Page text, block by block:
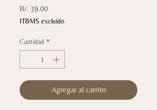
B/. 39.00Precio
ITBMS excluido
Cantidad *
Agregar al carrito